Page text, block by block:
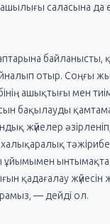
саласына да
байланысты,
отыр. Соңғы
ашықтығы мен
бақылауды
жүйелер әзірленіп,
ұйымымен
қадағалау жүйесін
— дейді ол.